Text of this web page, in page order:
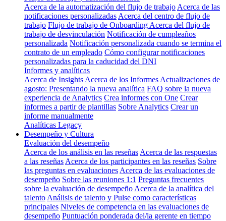
Acerca de la automatización del flujo de trabajo Acerca de las
notificaciones personalizadas Acerca del centro de flujo de
trabajo Flujo de trabajo de Onboarding Acerca del flujo de
trabajo de desvinculación Notificación de cumpleaños
personalizada Notificación personalizada cuando se termina el
contrato de un empleado Cómo configurar notificaciones
personalizadas para la caducidad del DNI
Informes y analíticas
Acerca de Insights Acerca de los Informes Actualizaciones de
agosto: Presentando la nueva analítica FAQ sobre la nueva
experiencia de Analytics Crea informes con One Crear
informes a partir de plantillas Sobre Analytics Crear un
informe manualmente
Analíticas Legacy
Desempeño y Cultura
Evaluación del desempeño
Acerca de los análisis en las reseñas Acerca de las respuestas
a las reseñas Acerca de los participantes en las reseñas Sobre
las preguntas en evaluaciones Acerca de las evaluaciones de
desempeño Sobre las reuniones 1:1 Preguntas frecuentes
sobre la evaluación de desempeño Acerca de la analítica del
talento Análisis de talento y Pulse como características
principales Niveles de competencia en las evaluaciones de
desempeño Puntuación ponderada del/la gerente en tiempo